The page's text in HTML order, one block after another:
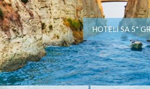
HOTELI SA 5*